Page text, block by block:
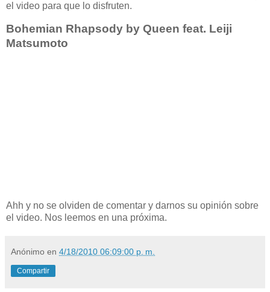
el video para que lo disfruten.
Bohemian Rhapsody by Queen feat. Leiji
Matsumoto
Ahh y no se olviden de comentar y darnos su opinión sobre
el video. Nos leemos en una próxima.
Anónimo en 4/18/2010 06:09:00 p. m.
Compartir